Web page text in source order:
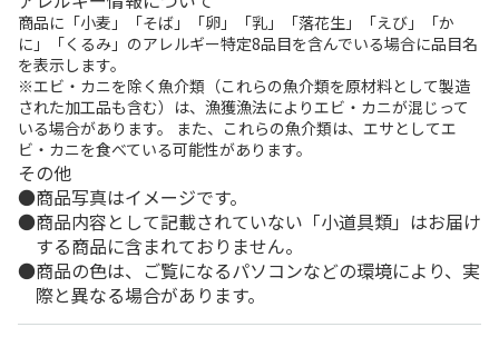
商品に「小麦」「そば」「卵」「乳」「落花生」「えび」「か
に」「くるみ」のアレルギー特定8品目を含んでいる場合に品目名
を表示します。
※エビ・カニを除く魚介類（これらの魚介類を原材料として製造
された加工品も含む）は、漁獲漁法によりエビ・カニが混じって
いる場合があります。 また、これらの魚介類は、エサとしてエ
ビ・カニを食べている可能性があります。
その他
商品写真はイメージです。
商品内容として記載されていない「小道具類」はお届け
する商品に含まれておりません。
商品の色は、ご覧になるパソコンなどの環境により、実
際と異なる場合があります。